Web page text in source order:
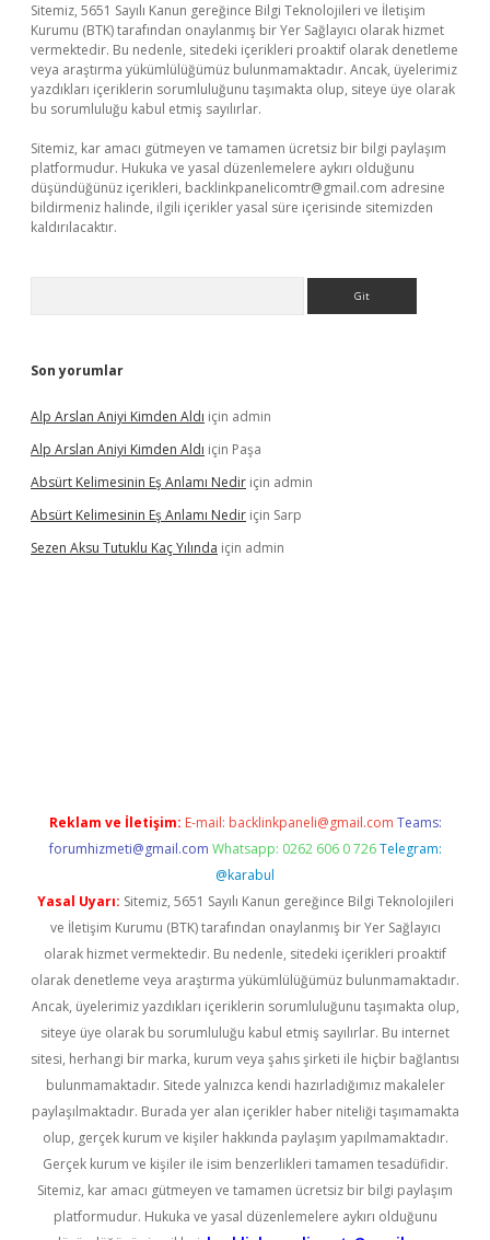
Sitemiz, 5651 Sayılı Kanun gereğince Bilgi Teknolojileri ve İletişim
Kurumu (BTK) tarafından onaylanmış bir Yer Sağlayıcı olarak hizmet
vermektedir. Bu nedenle, sitedeki içerikleri proaktif olarak denetleme
veya araştırma yükümlülüğümüz bulunmamaktadır. Ancak, üyelerimiz
yazdıkları içeriklerin sorumluluğunu taşımakta olup, siteye üye olarak
bu sorumluluğu kabul etmiş sayılırlar.
Sitemiz, kar amacı gütmeyen ve tamamen ücretsiz bir bilgi paylaşım
platformudur. Hukuka ve yasal düzenlemelere aykırı olduğunu
düşündüğünüz içerikleri, backlinkpanelicomtr@gmail.com adresine
bildirmeniz halinde, ilgili içerikler yasal süre içerisinde sitemizden
kaldırılacaktır.
Son yorumlar
Alp Arslan Aniyi Kimden Aldı için admin
Alp Arslan Aniyi Kimden Aldı için Paşa
Absürt Kelimesinin Eş Anlamı Nedir için admin
Absürt Kelimesinin Eş Anlamı Nedir için Sarp
Sezen Aksu Tutuklu Kaç Yılında için admin
Reklam ve İletişim: E-mail: backlinkpaneli@gmail.com Teams:
forumhizmeti@gmail.com Whatsapp: 0262 606 0 726 Telegram:
@karabul
Yasal Uyarı: Sitemiz, 5651 Sayılı Kanun gereğince Bilgi Teknolojileri
ve İletişim Kurumu (BTK) tarafından onaylanmış bir Yer Sağlayıcı
olarak hizmet vermektedir. Bu nedenle, sitedeki içerikleri proaktif
olarak denetleme veya araştırma yükümlülüğümüz bulunmamaktadır.
Ancak, üyelerimiz yazdıkları içeriklerin sorumluluğunu taşımakta olup,
siteye üye olarak bu sorumluluğu kabul etmiş sayılırlar. Bu internet
sitesi, herhangi bir marka, kurum veya şahıs şirketi ile hiçbir bağlantısı
bulunmamaktadır. Sitede yalnızca kendi hazırladığımız makaleler
paylaşılmaktadır. Burada yer alan içerikler haber niteliği taşımamakta
olup, gerçek kurum ve kişiler hakkında paylaşım yapılmamaktadır.
Gerçek kurum ve kişiler ile isim benzerlikleri tamamen tesadüfidir.
Sitemiz, kar amacı gütmeyen ve tamamen ücretsiz bir bilgi paylaşım
platformudur. Hukuka ve yasal düzenlemelere aykırı olduğunu